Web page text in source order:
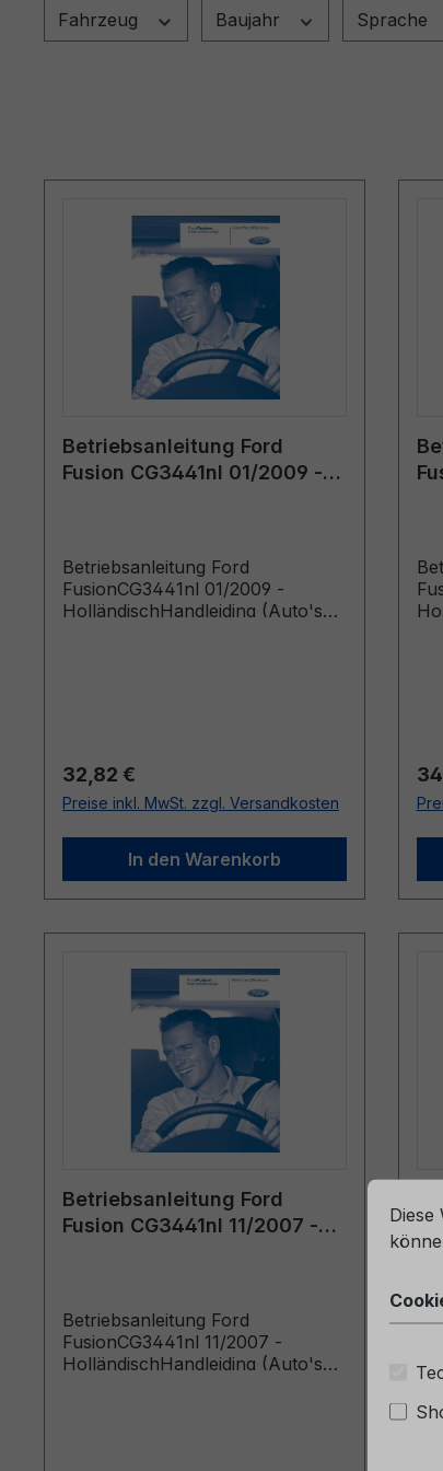
Fahrzeug Baujahr Sprache
Betriebsanleitung Ford
Fusion CG3441nl 01/2009 -
Betriebsanleitung Ford
FusionCG3441nl 01/2009 -
HolländischHandleiding (Auto's
Regulärer Preis:
32,82 €
Preise inkl. MwSt. zzgl. Versandkosten
In den Warenkorb
Betriebsanleitung Ford
Fusion CG3441nl 11/2007 -
Betriebsanleitung Ford
FusionCG3441nl 11/2007 -
HolländischHandleiding (Auto's
Cookie-
Mehr
Diese